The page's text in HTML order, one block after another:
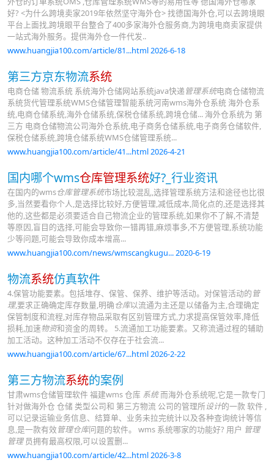
好? <为什么跨境卖家2019年依然坚守海外仓> 找德国海外仓,可以去跨境眼
平台上面找,跨境眼平台整合了400多家海外仓服务商,为跨境电商卖家提供
一站式海外服务。提供海外仓一件代发..
www.huangjia100.com/article/81...html 2026-6-18
第三方京东物流系统
电商仓储 物流系统 系统海外仓储网站系统java快递管理系统电商仓储物流
系统货代管理系统WMS仓储管理智能系统河南wms海外仓系统 海外仓系
统,电商仓储系统,海外仓储系统,保税仓储系统,跨境仓储... 海外仓系统为 第
三方 电商仓储物流公司海外仓系统,电子商务仓储系统,电子商务仓储软件,
保税仓储系统,跨境仓储系统WMS仓储管理系统...
www.huangjia100.com/article/41...html 2026-4-21
国内哪个wms仓库管理系统好?_行业资讯
在国内的wms仓库管理系统市场比较混乱,选择管理系统方法和途径也比很
多,当然要看你个人,是选择比较好,方便管理,减低成本,简化点的,还是选择其
他的,这些都是必须要适合自己物流企业的管理系统,如果你不了解,不清楚
等原因,盲目的选择,可能会导致你一错再错,麻烦事多,不方便管理,系统功能
少等问题,可能会导致你成本增高...
www.huangjia100.com/news/wmscangkugu... 2020-6-19
物流系统仿真软件
4.保管功能要素。包括堆存、保管、保养、维护等活动。对保管活动的管
理,要求正确确定库存数量,明确仓库以流通为主还是以储备为主,合理确定
保管制度和流程,对库存物品采取有区别管理方式,力求提高保管效率,降低
损耗,加速物资和资金的周转。 5.流通加工功能要素。又称流通过程的辅助
加工活动。这种加工活动不仅存在于社会流...
www.huangjia100.com/article/67...html 2026-2-22
第三方物流系统的案例
甘肃wms仓储管理软件 福建wms 仓库 系统而海外仓系统呢,它是一款专门
针对做海外仓 仓储 类型公司和 第三方物流 公司的管理所设计的一款 软件 ,
可以记录运输业务信息、结算单、业务未拉完统计以及各种查询统计等信
息,是一款有效管理仓库问题的软件。 wms 系统哪家的功能好? 用户 管理
管理员拥有最高权限,可以设置删...
www.huangjia100.com/article/42...html 2026-3-8